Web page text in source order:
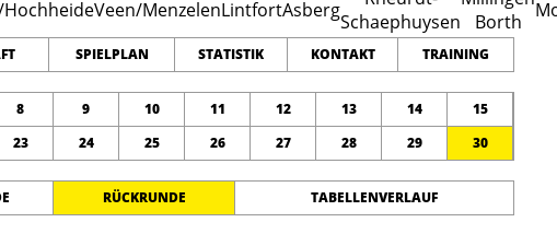
SPIELPLAN STATISTIK KONTAKT TRAINING
8 9 10 11 12 13 14
15
23 24 25 26 27 28 29 30
RÜCKRUNDE TABELLENVERLAUF